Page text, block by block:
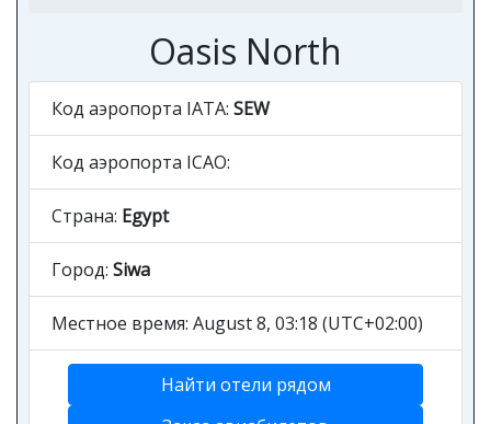
Oasis North
Код аэропорта IATA: SEW
Код аэропорта ICAO:
Страна: Egypt
Город: Siwa
Местное время: August 8, 03:18 (UTC+02:00)
Найти отели рядом